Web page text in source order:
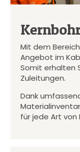
Mit dem
Angebot im
Somit erhalten
Zuleitungen.
Dank
für jede Art von